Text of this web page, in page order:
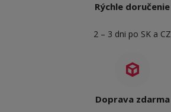
Rýchle doručenie
2 – 3 dni po SK a CZ
Doprava zdarma